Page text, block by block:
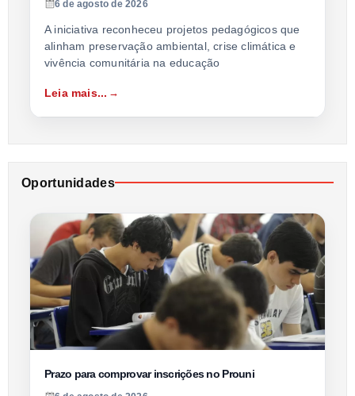
6 de agosto de 2026
A iniciativa reconheceu projetos pedagógicos que
alinham preservação ambiental, crise climática e
vivência comunitária na educação
Leia mais...
Oportunidades
Prazo para comprovar inscrições no Prouni